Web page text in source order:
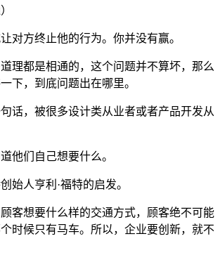
对方终止他的行为。你并没有赢。
理都是相通的，这个问题并不算坏，那么
下，到底问题出在哪里。
话，被很多设计类从业者或者产品开发从
他们自己想要什么。
始人亨利·福特的启发。
客想要什么样的交通方式，顾客绝不可能
时候只有马车。所以，企业要创新，就不